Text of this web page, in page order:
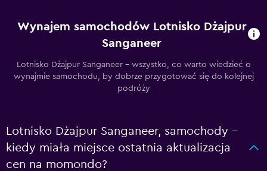
Wynajem samochodów Lotnisko Dżajpur
Sanganeer
Lotnisko Dżajpur Sanganeer – wszystko, co warto wiedzieć o
wynajmie samochodu, by dobrze przygotować się do kolejnej
podróży
Lotnisko Dżajpur Sanganeer, samochody –
kiedy miała miejsce ostatnia aktualizacja
cen na momondo?